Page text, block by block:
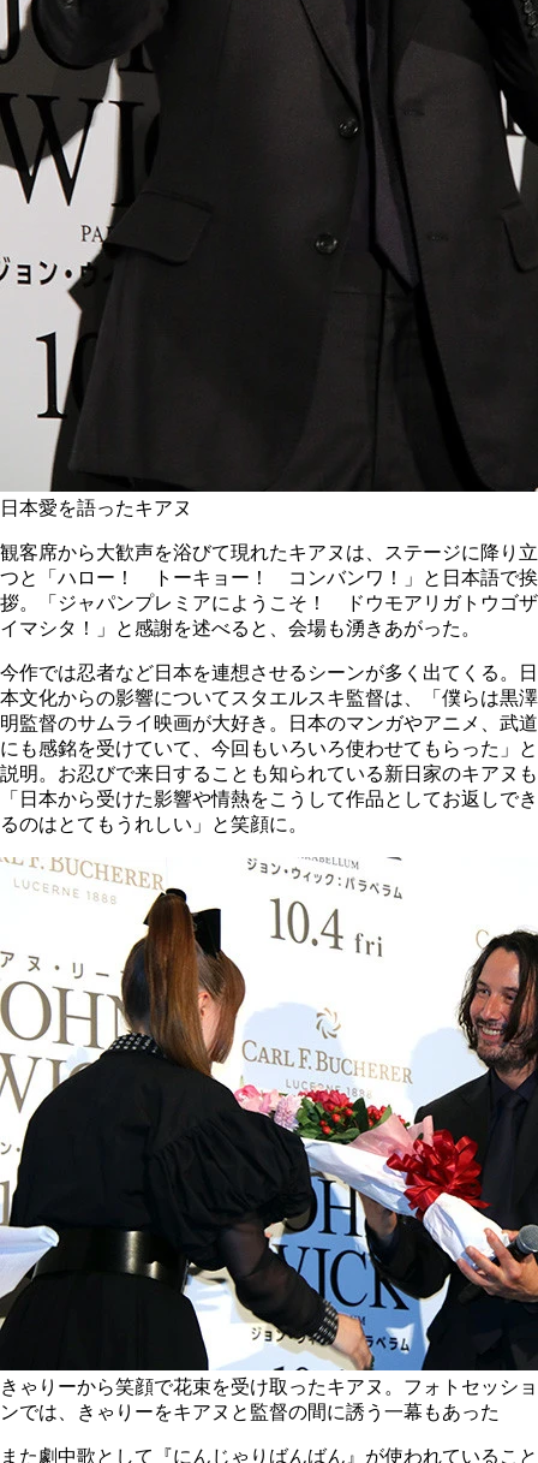
日本愛を語ったキアヌ
観客席から大歓声を浴びて現れたキアヌは、ステージに降り立
つと「ハロー！ トーキョー！ コンバンワ！」と日本語で挨
拶。「ジャパンプレミアにようこそ！ ドウモアリガトウゴザ
イマシタ！」と感謝を述べると、会場も湧きあがった。
今作では忍者など日本を連想させるシーンが多く出てくる。日
本文化からの影響についてスタエルスキ監督は、「僕らは黒澤
明監督のサムライ映画が大好き。日本のマンガやアニメ、武道
にも感銘を受けていて、今回もいろいろ使わせてもらった」と
説明。お忍びで来日することも知られている新日家のキアヌも
「日本から受けた影響や情熱をこうして作品としてお返しでき
るのはとてもうれしい」と笑顔に。
きゃりーから笑顔で花束を受け取ったキアヌ。フォトセッショ
ンでは、きゃりーをキアヌと監督の間に誘う一幕もあった
また劇中歌として『にんじゃりばんばん』が使われていること